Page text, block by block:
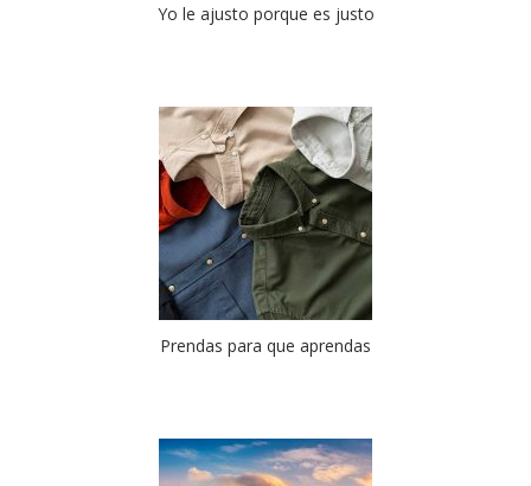
Yo le ajusto porque es justo
Prendas para que aprendas